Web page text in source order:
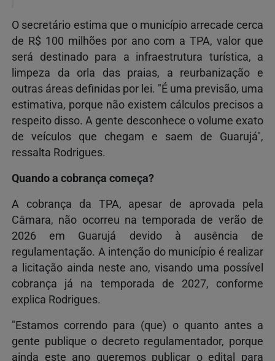
O secretário estima que o município arrecade cerca
de R$ 100 milhões por ano com a TPA, valor que
será destinado para a infraestrutura turística, a
limpeza da orla das praias, a reurbanização e
outras áreas definidas por lei. "É uma previsão, uma
estimativa, porque não existem cálculos precisos a
respeito disso. A gente desconhece o volume exato
de veículos que chegam e saem de Guarujá",
ressalta Rodrigues.
Quando a cobrança começa?
A cobrança da TPA, apesar de aprovada pela
Câmara, não ocorreu na temporada de verão de
2026 em Guarujá devido à ausência de
regulamentação. A intenção do município é realizar
a licitação ainda neste ano, visando uma possível
cobrança já na temporada de 2027, conforme
explica Rodrigues.
"Estamos correndo para (que) o quanto antes a
gente publique o decreto regulamentador, porque
ainda este ano queremos publicar o edital para